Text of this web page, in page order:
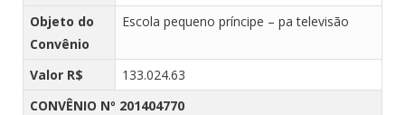
Objeto do
Convênio
Escola pequeno príncipe – pa televisão
Valor R$
133.024.63
CONVÊNIO Nº 201404770